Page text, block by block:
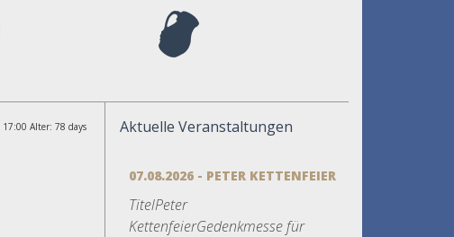
Alter: 78 days Aktuelle Veranstaltungen
07.08.2026 - PETER KETTENFEIER
TitelPeter
KettenfeierGedenkmesse für